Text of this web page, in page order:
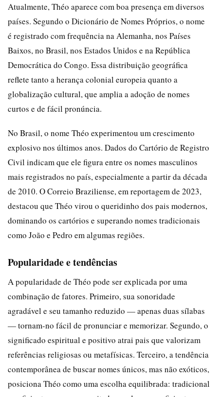
Atualmente, Théo aparece com boa presença em diversos
países. Segundo o Dicionário de Nomes Próprios, o nome
é registrado com frequência na Alemanha, nos Países
Baixos, no Brasil, nos Estados Unidos e na República
Democrática do Congo. Essa distribuição geográfica
reflete tanto a herança colonial europeia quanto a
globalização cultural, que amplia a adoção de nomes
curtos e de fácil pronúncia.
No Brasil, o nome Théo experimentou um crescimento
explosivo nos últimos anos. Dados do Cartório de Registro
Civil indicam que ele figura entre os nomes masculinos
mais registrados no país, especialmente a partir da década
de 2010. O Correio Braziliense, em reportagem de 2023,
destacou que Théo virou o queridinho dos pais modernos,
dominando os cartórios e superando nomes tradicionais
como João e Pedro em algumas regiões.
Popularidade e tendências
A popularidade de Théo pode ser explicada por uma
combinação de fatores. Primeiro, sua sonoridade
agradável e seu tamanho reduzido — apenas duas sílabas
— tornam-no fácil de pronunciar e memorizar. Segundo, o
significado espiritual e positivo atrai pais que valorizam
referências religiosas ou metafísicas. Terceiro, a tendência
contemporânea de buscar nomes únicos, mas não exóticos,
posiciona Théo como uma escolha equilibrada: tradicional